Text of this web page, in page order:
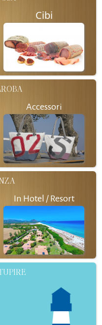
Cibi
Accessori
In Hotel / Resort